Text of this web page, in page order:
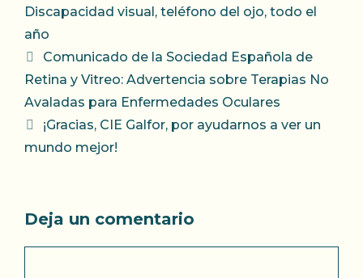
Discapacidad visual, teléfono del ojo, todo el
año
Comunicado de la Sociedad Española de
Retina y Vitreo: Advertencia sobre Terapias No
Avaladas para Enfermedades Oculares
¡Gracias, CIE Galfor, por ayudarnos a ver un
mundo mejor!
Deja un comentario